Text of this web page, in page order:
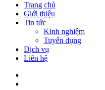
Trang chủ
Giới thiệu
Tin tức
Kinh nghiệm
Tuyển dụng
Dịch vụ
Liên hệ